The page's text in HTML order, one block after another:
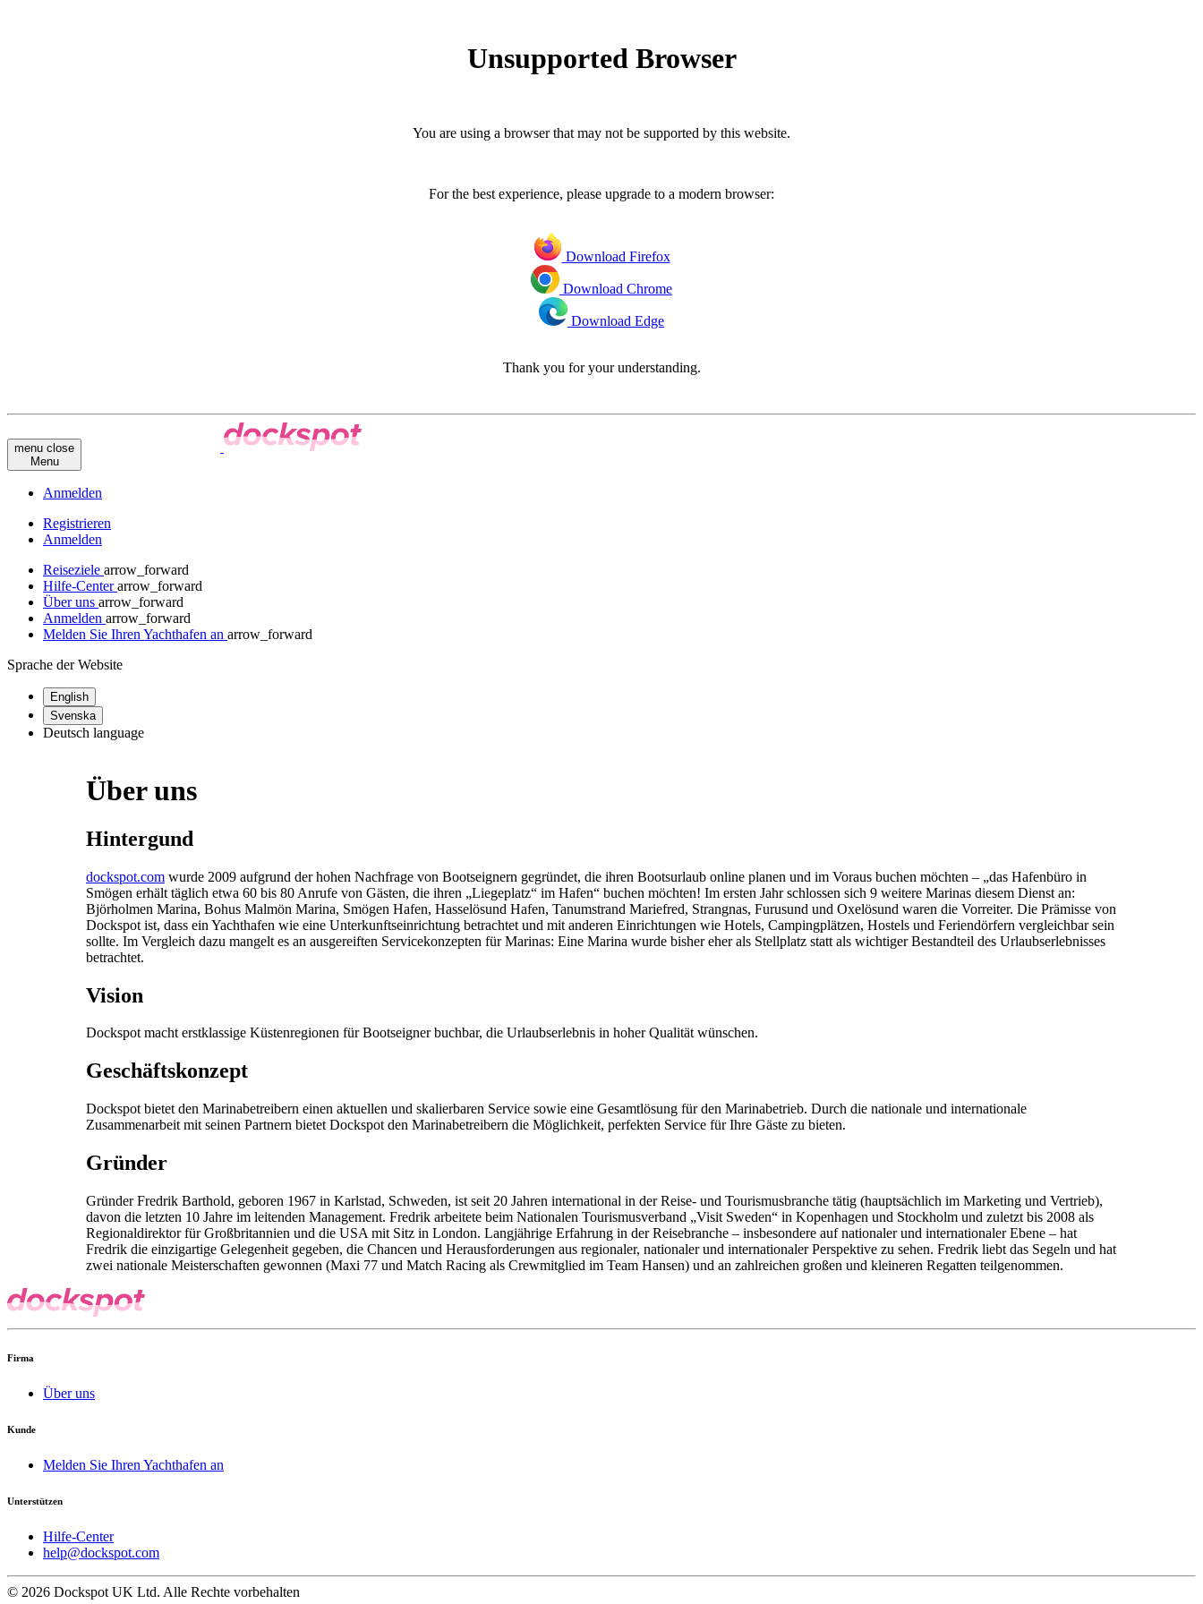
Unsupported Browser
You are using a browser that may not be supported by this website.
For the best experience, please upgrade to a modern browser:
Download Firefox
Download Chrome
Download Edge
Thank you for your understanding.
menu close
Menu
Anmelden
Registrieren
Anmelden
Reiseziele arrow_forward
Hilfe-Centerarrow_forward
Über uns arrow_forward
Anmelden arrow_forward
Melden Sie Ihren Yachthafen an arrow_forward
Sprache der Website
English
Svenska
Deutsch language
Über uns
Hintergund
dockspot.com wurde 2009 aufgrund der hohen Nachfrage von Bootseignern gegründet, die ihren Bootsurlaub online planen und im Voraus buchen möchten – „das Hafenbüro in
Smögen erhält täglich etwa 60 bis 80 Anrufe von Gästen, die ihren „Liegeplatz“ im Hafen“ buchen möchten! Im ersten Jahr schlossen sich 9 weitere Marinas diesem Dienst an:
Björholmen Marina, Bohus Malmön Marina, Smögen Hafen, Hasselösund Hafen, Tanumstrand Mariefred, Strangnas, Furusund und Oxelösund waren die Vorreiter. Die Prämisse von
Dockspot ist, dass ein Yachthafen wie eine Unterkunftseinrichtung betrachtet und mit anderen Einrichtungen wie Hotels, Campingplätzen, Hostels und Feriendörfern vergleichbar sein
sollte. Im Vergleich dazu mangelt es an ausgereiften Servicekonzepten für Marinas: Eine Marina wurde bisher eher als Stellplatz statt als wichtiger Bestandteil des Urlaubserlebnisses
betrachtet.
Vision
Dockspot macht erstklassige Küstenregionen für Bootseigner buchbar, die Urlaubserlebnis in hoher Qualität wünschen.
Geschäftskonzept
Dockspot bietet den Marinabetreibern einen aktuellen und skalierbaren Service sowie eine Gesamtlösung für den Marinabetrieb. Durch die nationale und internationale
Zusammenarbeit mit seinen Partnern bietet Dockspot den Marinabetreibern die Möglichkeit, perfekten Service für Ihre Gäste zu bieten.
Gründer
Gründer Fredrik Barthold, geboren 1967 in Karlstad, Schweden, ist seit 20 Jahren international in der Reise- und Tourismusbranche tätig (hauptsächlich im Marketing und Vertrieb),
davon die letzten 10 Jahre im leitenden Management. Fredrik arbeitete beim Nationalen Tourismusverband „Visit Sweden“ in Kopenhagen und Stockholm und zuletzt bis 2008 als
Regionaldirektor für Großbritannien und die USA mit Sitz in London. Langjährige Erfahrung in der Reisebranche – insbesondere auf nationaler und internationaler Ebene – hat
Fredrik die einzigartige Gelegenheit gegeben, die Chancen und Herausforderungen aus regionaler, nationaler und internationaler Perspektive zu sehen. Fredrik liebt das Segeln und hat
zwei nationale Meisterschaften gewonnen (Maxi 77 und Match Racing als Crewmitglied im Team Hansen) und an zahlreichen großen und kleineren Regatten teilgenommen.
Firma
Über uns
Kunde
Melden Sie Ihren Yachthafen an
Unterstützen
Hilfe-Center
help@dockspot.com
© 2026 Dockspot UK Ltd. Alle Rechte vorbehalten